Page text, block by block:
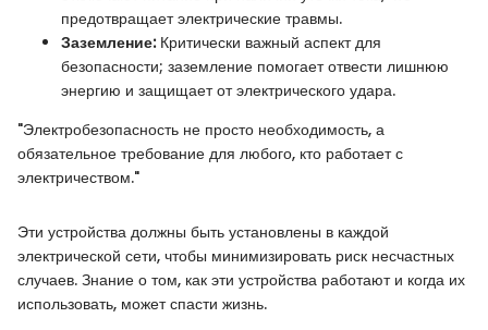
предотвращает электрические травмы.
Заземление:Критически важный аспект для
безопасности; заземление помогает отвести лишнюю
энергию и защищает от электрического удара.
"Электробезопасность не просто необходимость, а
обязательное требование для любого, кто работает с
электричеством."
Эти устройства должны быть установлены в каждой
электрической сети, чтобы минимизировать риск несчастных
случаев. Знание о том, как эти устройства работают и когда их
использовать, может спасти жизнь.